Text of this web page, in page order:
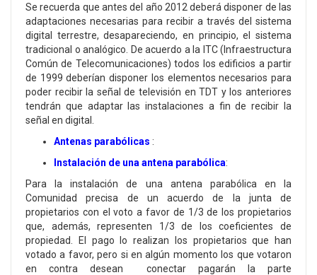
Se recuerda que antes del año 2012 deberá disponer de las
adaptaciones necesarias para recibir a través del sistema
digital terrestre, desapareciendo, en principio, el sistema
tradicional o analógico. De acuerdo a la ITC (Infraestructura
Común de Telecomunicaciones) todos los edificios a partir
de 1999 deberían disponer los elementos necesarios para
poder recibir la señal de televisión en TDT y los anteriores
tendrán que adaptar las instalaciones a fin de recibir la
señal en digital.
Antenas parabólicas :
Instalación de una antena parabólica:
Para la instalación de una antena parabólica en la
Comunidad precisa de un acuerdo de la junta de
propietarios con el voto a favor de 1/3 de los propietarios
que, además, representen 1/3 de los coeficientes de
propiedad. El pago lo realizan los propietarios que han
votado a favor, pero si en algún momento los que votaron
en contra desean conectar pagarán la parte